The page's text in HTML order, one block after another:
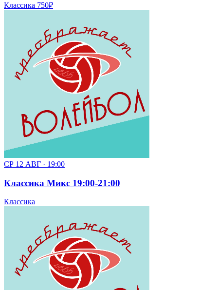
Классика 750₽
СР 12 АВГ · 19:00
Классика Микс 19:00-21:00
Классика